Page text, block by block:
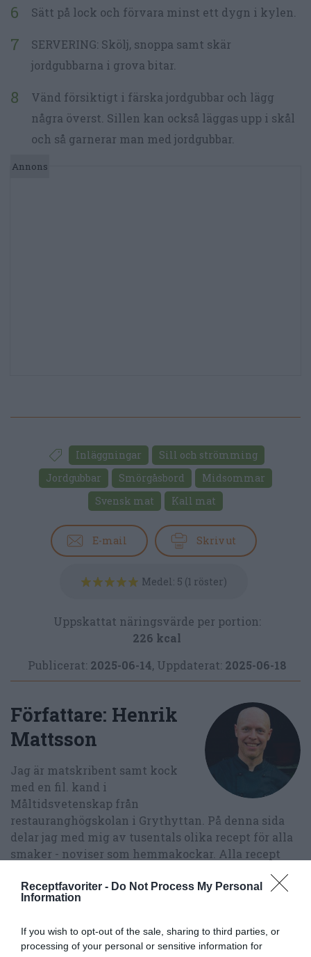
Receptfavoriter - Do Not Process My Personal
Information
If you wish to opt-out of the sale, sharing to third parties, or
processing of your personal or sensitive information for
Sätt på lock och förvara minst ett dygn i kylen.
SERVERING: Skölj, snoppa samt skär
jordgubbarna i grova bitar.
Vänd försiktigt i färska jordgubbar och lägg
några överst. Sillen kan också läggas upp i skål
och så garnerar man med jordgubbar.
Inläggningar
Sill och strömming
Jordgubbar
Smörgåsbord
Midsommar
Svensk mat
Kall mat
E-mail Skriv ut
Medel: 5 (1 röster)
Uppskattat näringsvärde per portion:
226 kcal
Publicerat: 2025-06-14, Uppdaterat: 2025-06-18
Författare: Henrik
Mattsson
Jag är matskribent samt kock
med en fil. kand i
Måltidsvetenskap från
restauranghögskolan i Grythyttan. På denna sida
delar jag med mig av tusentals olika recept för alla
smaker - noviser som hemmakockar. Alla recept
kunna laga dem med bästa resultat hemma. Läs mer
om mig.